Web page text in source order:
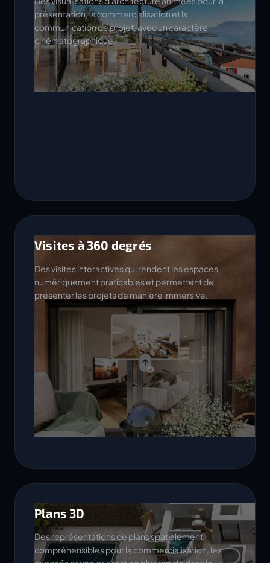
présentation, la commercialisation et la
communication de projet, avec un caractère
cinématographique.
Visites à 360 degrés
Des visites interactives qui rendent les espaces
numériquement praticables et permettent de
présenter les projets de manière immersive.
Plans 3D
Des représentations de plans spatialement
compréhensibles pour la commercialisation, les